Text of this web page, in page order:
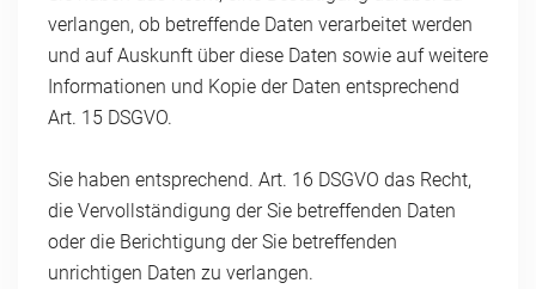
verlangen, ob betreffende Daten verarbeitet werden
und auf Auskunft über diese Daten sowie auf weitere
Informationen und Kopie der Daten entsprechend
Art. 15 DSGVO.
Sie haben entsprechend. Art. 16 DSGVO das Recht,
die Vervollständigung der Sie betreffenden Daten
oder die Berichtigung der Sie betreffenden
unrichtigen Daten zu verlangen.